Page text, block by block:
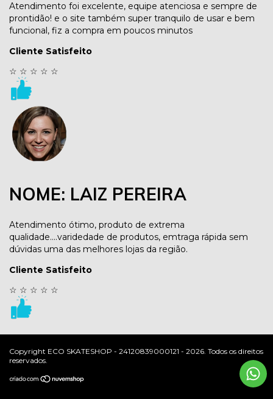
Atendimento foi excelente, equipe atenciosa e sempre de
prontidão! e o site também super tranquilo de usar e bem
funcional, fiz a compra em poucos minutos
Cliente Satisfeito
☆ ☆ ☆ ☆ ☆
NOME: LAIZ PEREIRA
Atendimento ótimo, produto de extrema
qualidade....varidedade de produtos, emtraga rápida sem
dúvidas uma das melhores lojas da região.
Cliente Satisfeito
☆ ☆ ☆ ☆ ☆
Copyright ECO SKATESHOP - 24120839000121 - 2026. Todos os direitos
reservados.